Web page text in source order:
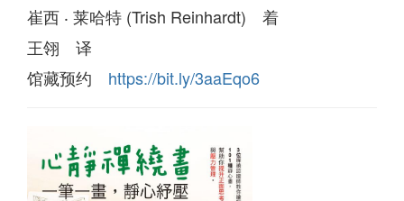
崔西 ‧ 莱哈特 (Trish Reinhardt) 着
王翎 译
馆藏预约 https://bit.ly/3aaEqo6